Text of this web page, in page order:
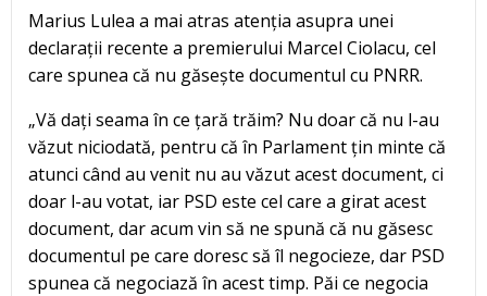
Marius Lulea a mai atras atenția asupra unei
declarații recente a premierului Marcel Ciolacu, cel
care spunea că nu găsește documentul cu PNRR.
„Vă dați seama în ce țară trăim? Nu doar că nu l-au
văzut niciodată, pentru că în Parlament țin minte că
atunci când au venit nu au văzut acest document, ci
doar l-au votat, iar PSD este cel care a girat acest
document, dar acum vin să ne spună că nu găsesc
documentul pe care doresc să îl negocieze, dar PSD
spunea că negociază în acest timp. Păi ce negocia